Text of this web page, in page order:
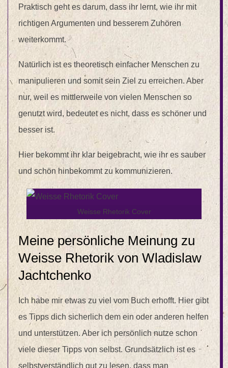
Praktisch geht es darum, dass ihr lernt, wie ihr mit
richtigen Argumenten und besserem Zuhören
weiterkommt.
Natürlich ist es theoretisch einfacher Menschen zu
manipulieren und somit sein Ziel zu erreichen. Aber
nur, weil es mittlerweile von vielen Menschen so
genutzt wird, bedeutet es nicht, dass es schöner und
besser ist.
Hier bekommt ihr klar beigebracht, wie ihr es sauber
und schön hinbekommt zu kommunizieren.
Weisse Rhetorik Cover
Meine persönliche Meinung zu
Weisse Rhetorik von Wladislaw
Jachtchenko
Ich habe mir etwas zu viel vom Buch erhofft. Hier gibt
es Tipps dich sicherlich dem ein oder anderen helfen
und unterstützen. Aber ich persönlich nutze schon
viele dieser Tipps von selbst. Grundsätzlich ist es
selbstverständlich gut zu lesen, dass man